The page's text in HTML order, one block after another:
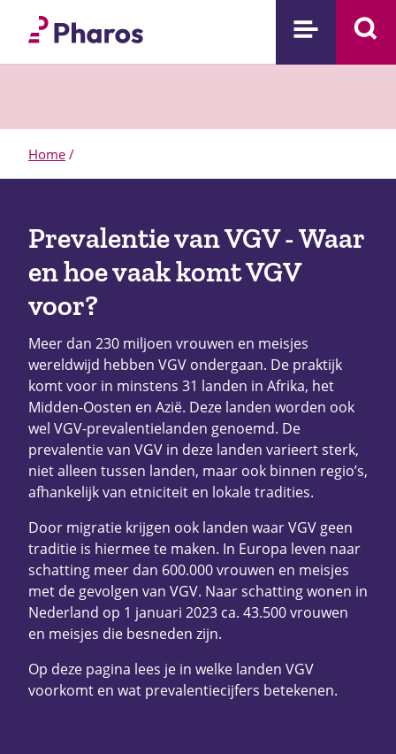
Home /
Prevalentie van VGV - Waar
en hoe vaak komt VGV
voor?
Meer dan 230 miljoen vrouwen en meisjes
wereldwijd hebben VGV ondergaan. De praktijk
komt voor in minstens 31 landen in Afrika, het
Midden-Oosten en Azië. Deze landen worden ook
wel VGV-prevalentielanden genoemd. De
prevalentie van VGV in deze landen varieert sterk,
niet alleen tussen landen, maar ook binnen regio’s,
afhankelijk van etniciteit en lokale tradities.
Door migratie krijgen ook landen waar VGV geen
traditie is hiermee te maken. In Europa leven naar
schatting meer dan 600.000 vrouwen en meisjes
met de gevolgen van VGV. Naar schatting wonen in
Nederland op 1 januari 2023 ca. 43.500 vrouwen
en meisjes die besneden zijn.
Op deze pagina lees je in welke landen VGV
voorkomt en wat prevalentiecijfers betekenen.